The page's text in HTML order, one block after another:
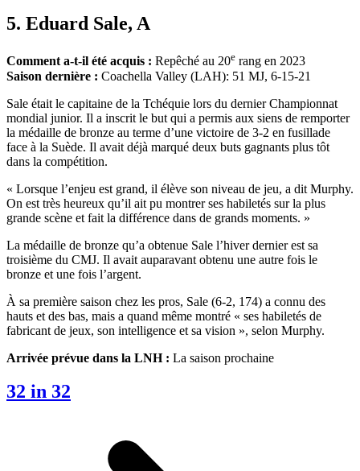
5. Eduard Sale, A
Comment a-t-il été acquis : Repêché au 20e rang en 2023
Saison dernière : Coachella Valley (LAH): 51 MJ, 6-15-21
Sale était le capitaine de la Tchéquie lors du dernier Championnat
mondial junior. Il a inscrit le but qui a permis aux siens de remporter
la médaille de bronze au terme d’une victoire de 3-2 en fusillade
face à la Suède. Il avait déjà marqué deux buts gagnants plus tôt
dans la compétition.
« Lorsque l’enjeu est grand, il élève son niveau de jeu, a dit Murphy.
On est très heureux qu’il ait pu montrer ses habiletés sur la plus
grande scène et fait la différence dans de grands moments. »
La médaille de bronze qu’a obtenue Sale l’hiver dernier est sa
troisième du CMJ. Il avait auparavant obtenu une autre fois le
bronze et une fois l’argent.
À sa première saison chez les pros, Sale (6-2, 174) a connu des
hauts et des bas, mais a quand même montré « ses habiletés de
fabricant de jeux, son intelligence et sa vision », selon Murphy.
Arrivée prévue dans la LNH : La saison prochaine
32 in 32